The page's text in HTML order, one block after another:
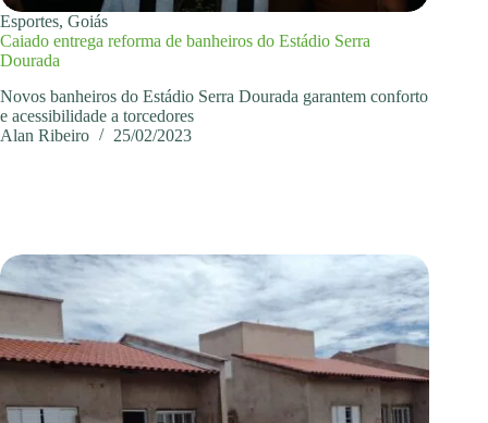
Esportes, Goiás
Caiado entrega reforma de banheiros do Estádio Serra
Dourada
Novos banheiros do Estádio Serra Dourada garantem conforto
e acessibilidade a torcedores
Alan Ribeiro
25/02/2023